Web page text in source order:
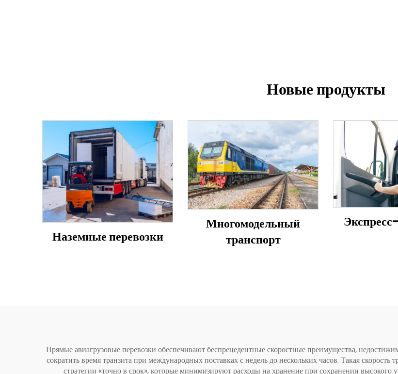
Новые продукты
Наземные перевозки
Многомодельный
транспорт
Прямые авиагрузовые перевозки обеспечивают беспрецедентные скоростные преимущества,
сократить время транзита при международных поставках с недель до нескольких часов. Такая
стратегии «точно в срок», которые минимизируют расходы на хранение при сохранении